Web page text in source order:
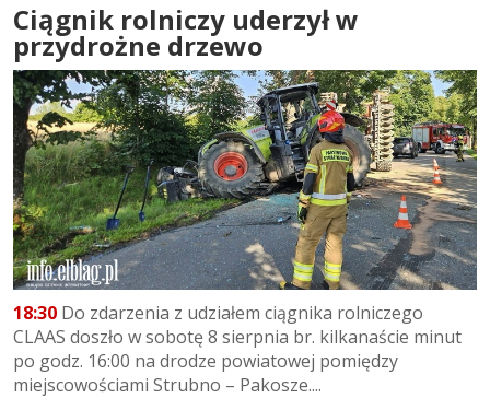
Ciągnik rolniczy uderzył w
przydrożne drzewo
18:30 Do zdarzenia z udziałem ciągnika rolniczego
CLAAS doszło w sobotę 8 sierpnia br. kilkanaście minut
po godz. 16:00 na drodze powiatowej pomiędzy
miejscowościami Strubno – Pakosze....